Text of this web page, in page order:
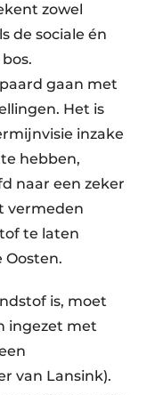
zowel
de sociale én
gaan met
Het is
inzake
hebben,
naar een zeker
vermeden
te laten
Oosten.
is, moet
ingezet met
van Lansink).